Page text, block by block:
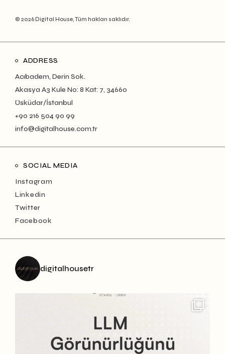
© 2026 Digital House, Tüm hakları saklıdır.
ADDRESS
Acıbadem, Derin Sok.
Akasya A3 Kule No: 8 Kat: 7, 34660
Üsküdar/İstanbul
+90 216 504 90 99
info@digitalhouse.com.tr
SOCIAL MEDIA
Instagram
Linkedin
Twitter
Facebook
digitalhousetr